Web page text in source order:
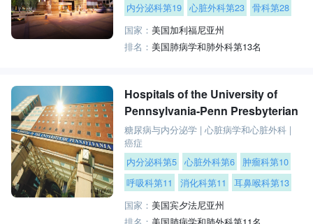
内分泌科第19 心脏外科第23 骨科第28
国家：美国加利福尼亚州
排名：美国肺病学和肺外科第13名
Hospitals of the University of
Pennsylvania-Penn Presbyterian
糖尿病与内分泌学 |心脏病学和心脏外科 |
癌症
内分泌科第5 心脏外科第6
肿瘤科第10
呼吸科第11
消化科第11
耳鼻喉科第13
国家：美国宾夕法尼亚州